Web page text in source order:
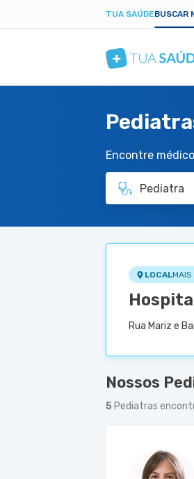
TUA SAÚDEBUSCAR
Encontre
LOCALMAIS
Rua Mariz e
Nossos
5 Pediatras